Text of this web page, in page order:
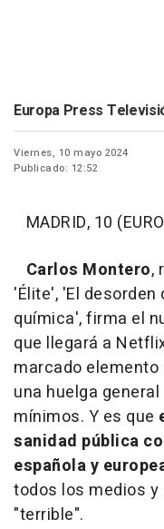
Europa Press
Viernes, 10 mayo 2024
Publicado: 12:52
MADRID, 10
Carlos Montero,
'Élite', 'El
química', firma el
que llegará a
marcado
una huelga
mínimos. Y es que
sanidad pública
española y
todos los medios
"terrible".